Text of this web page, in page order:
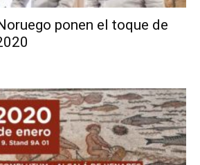
ponen el toque de